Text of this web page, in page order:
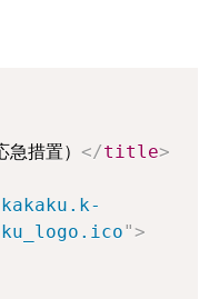
措置） </title>
">